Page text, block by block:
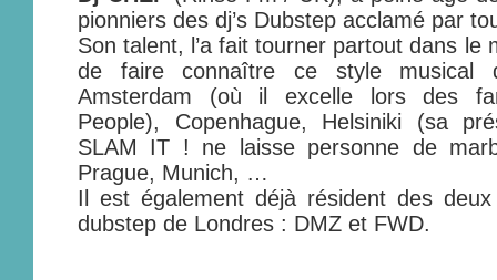
pionniers des dj’s Dubstep acclamé par
Son talent, l’a fait tourner partout dans le
de faire connaître ce style musical
Amsterdam (où il excelle lors des
People), Copenhague, Helsiniki (sa
SLAM IT ! ne laisse personne de
Prague, Munich, …
Il est également déjà résident des
dubstep de Londres : DMZ et FWD.